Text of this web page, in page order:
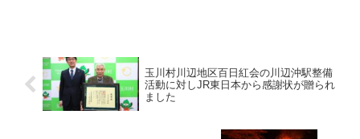
玉川村川辺地区百日紅会の川辺沖駅整備
活動に対しJR東日本から感謝状が贈られ
ました